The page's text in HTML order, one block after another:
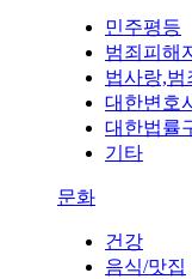
민주평등
범죄피해
법사랑,범
대한변호
대한법률
기타
문화
건강
음식/맛집